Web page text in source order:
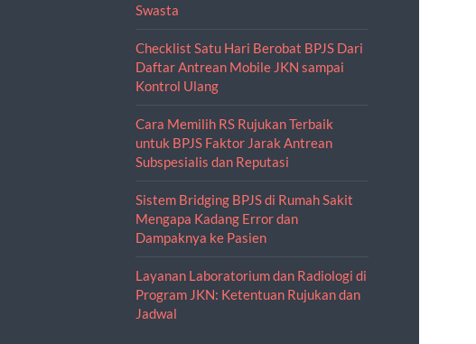
Swasta
Checklist Satu Hari Berobat BPJS Dari
Daftar Antrean Mobile JKN sampai
Kontrol Ulang
Cara Memilih RS Rujukan Terbaik
untuk BPJS Faktor Jarak Antrean
Subspesialis dan Reputasi
Sistem Bridging BPJS di Rumah Sakit
Mengapa Kadang Error dan
Dampaknya ke Pasien
Layanan Laboratorium dan Radiologi di
Program JKN: Ketentuan Rujukan dan
Jadwal